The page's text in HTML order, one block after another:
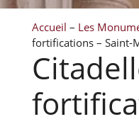
Accueil – Les
fortifications – Saint-